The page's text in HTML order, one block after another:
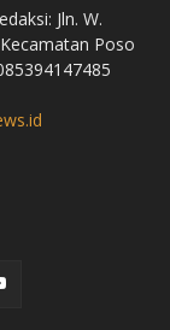
Jln. W.
Poso